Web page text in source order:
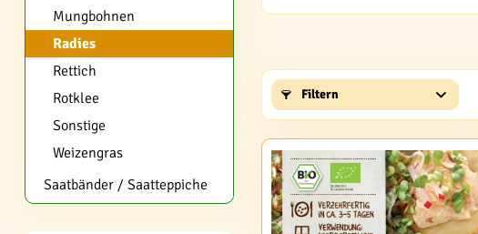
Mungbohnen
Radies
Rettich
Rotklee
Sonstige
Weizengras
Saatbänder / Saatteppiche
Filtern